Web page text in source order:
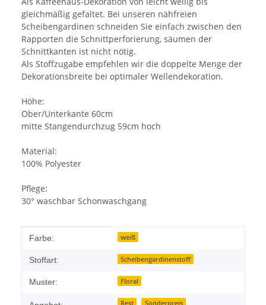
gleichmäßig gefaltet. Bei unseren nähfreien
Scheibengardinen schneiden Sie einfach zwischen den
Rapporten die Schnittperforierung, säumen der
Schnittkanten ist nicht nötig.
Als Stoffzugabe empfehlen wir die doppelte Menge der
Dekorationsbreite bei optimaler Wellendekoration.
Höhe:
Ober/Unterkante 60cm
mitte Stangendurchzug 59cm hoch
Material:
100% Polyester
Pflege:
30° waschbar Schonwaschgang
Produkteigenschaft
Wert
Farbe: weiß
Stoffart: Scheibengardinenstoff
Muster: Floral
Rest Sonderpreis